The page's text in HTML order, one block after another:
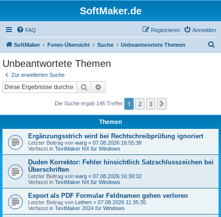
SoftMaker.de
FAQ Anmelden
Registrieren
SoftMaker Foren-Übersicht Suche Unbeantwortete Themen
Unbeantwortete Themen
Zur erweiterten Suche
Suche
Die Suche ergab 146 Treffer 1 2 3
Themen
Ergänzungsstrich wird bei Rechtschreibprüfung ignoriert
Letzter Beitrag von warg « 07.08.2026 16:55:38
Verfasst in TextMaker NX für Windows
Duden Korrektor: Fehler hinsichtlich Satzschlusszeichen bei
Überschriften
Letzter Beitrag von warg « 07.08.2026 16:39:32
Verfasst in TextMaker NX für Windows
Export als PDF Formular Feldnamen gehen verloren
Letzter Beitrag von Lethert « 07.08.2026 11:35:35
Verfasst in TextMaker 2024 für Windows